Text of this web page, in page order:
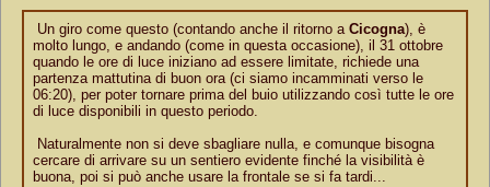
Un giro come questo (contando anche il ritorno a Cicogna), è
molto lungo, e andando (come in questa occasione), il 31 ottobre
quando le ore di luce iniziano ad essere limitate, richiede una
partenza mattutina di buon ora (ci siamo incamminati verso le
06:20), per poter tornare prima del buio utilizzando così tutte le ore
di luce disponibili in questo periodo.
Naturalmente non si deve sbagliare nulla, e comunque bisogna
cercare di arrivare su un sentiero evidente finché la visibilità è
buona, poi si può anche usare la frontale se si fa tardi...